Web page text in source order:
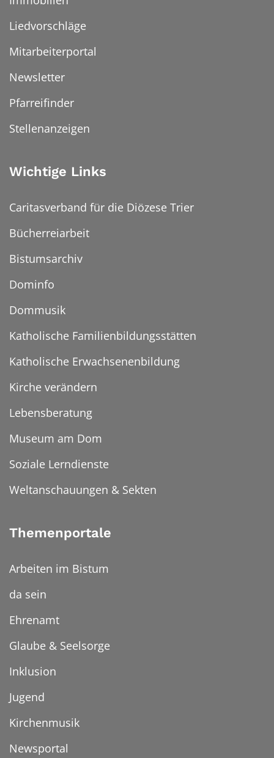
Liedvorschläge
Mitarbeiterportal
Newsletter
Pfarreifinder
Stellenanzeigen
Wichtige Links
Caritasverband für die Diözese Trier
Bücherreiarbeit
Bistumsarchiv
Dominfo
Dommusik
Katholische Familienbildungsstätten
Katholische Erwachsenenbildung
Kirche verändern
Lebensberatung
Museum am Dom
Soziale Lerndienste
Weltanschauungen & Sekten
Themenportale
Arbeiten im Bistum
da sein
Ehrenamt
Glaube & Seelsorge
Inklusion
Jugend
Kirchenmusik
Newsportal